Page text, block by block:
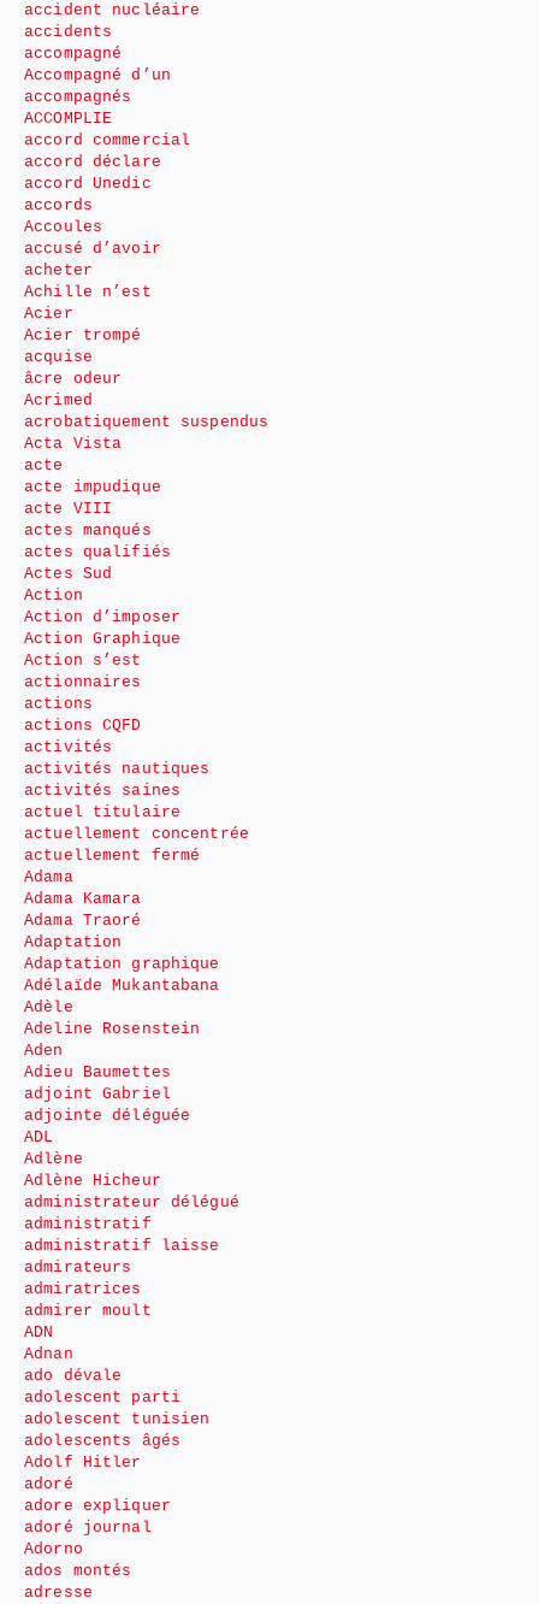
accident nucléaire
accidents
accompagné
Accompagné d’un
accompagnés
ACCOMPLIE
accord commercial
accord déclare
accord Unedic
accords
Accoules
accusé d’avoir
acheter
Achille n’est
Acier
Acier trompé
acquise
âcre odeur
Acrimed
acrobatiquement suspendus
Acta Vista
acte
acte impudique
acte VIII
actes manqués
actes qualifiés
Actes Sud
Action
Action d’imposer
Action Graphique
Action s’est
actionnaires
actions
actions CQFD
activités
activités nautiques
activités saines
actuel titulaire
actuellement concentrée
actuellement fermé
Adama
Adama Kamara
Adama Traoré
Adaptation
Adaptation graphique
Adélaïde Mukantabana
Adèle
Adeline Rosenstein
Aden
Adieu Baumettes
adjoint Gabriel
adjointe déléguée
ADL
Adlène
Adlène Hicheur
administrateur délégué
administratif
administratif laisse
admirateurs
admiratrices
admirer moult
ADN
Adnan
ado dévale
adolescent parti
adolescent tunisien
adolescents âgés
Adolf Hitler
adoré
adore expliquer
adoré journal
Adorno
ados montés
adresse